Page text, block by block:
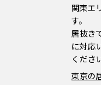
関東エ
す。
居抜き
に対応
くださ
東京の